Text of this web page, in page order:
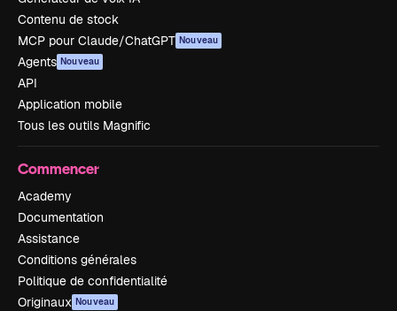
Contenu de stock
MCP pour Claude/ChatGPT Nouveau
Agents Nouveau
API
Application mobile
Tous les outils Magnific
Commencer
Academy
Documentation
Assistance
Conditions générales
Politique de confidentialité
Originaux Nouveau